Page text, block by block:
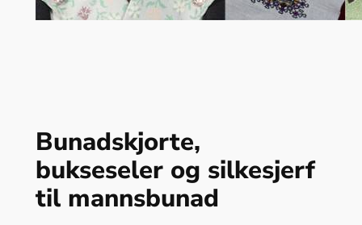
Bunadskjorte,
bukseseler og silkesjerf
til mannsbunad